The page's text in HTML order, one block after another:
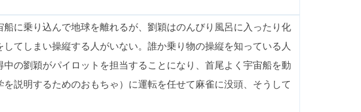
に乗り込んで地球を離れるが、劉穎はのんびり風呂に入ったり化
てしまい操縦する人がいない。誰か乗り物の操縦を知っている人
の劉穎がパイロットを担当することになり、首尾よく宇宙船を動
説明するためのおもちゃ）に運転を任せて麻雀に没頭、そうして